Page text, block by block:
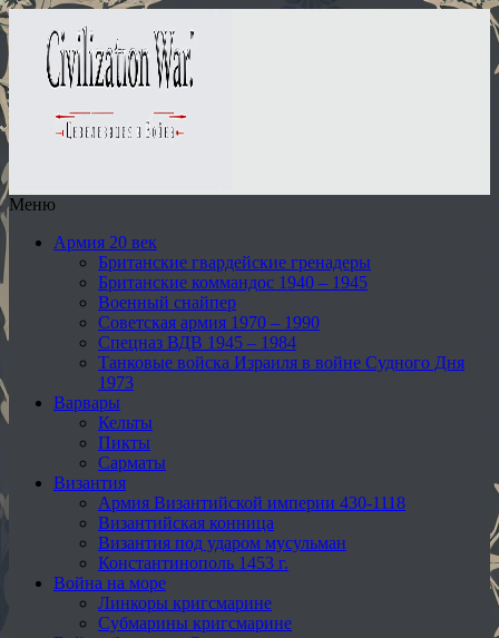
Меню
Армия 20 век
Британские гвардейские гренадеры
Британские коммандос 1940 – 1945
Военный снайпер
Советская армия 1970 – 1990
Спецназ ВДВ 1945 – 1984
Танковые войска Израиля в войне Судного Дня
1973
Варвары
Кельты
Пикты
Сарматы
Византия
Армия Византийской империи 430-1118
Византийская конница
Византия под ударом мусульман
Константинополь 1453 г.
Война на море
Линкоры кригсмарине
Субмарины кригсмарине